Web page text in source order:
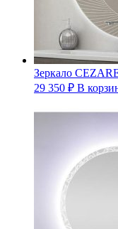
Зеркало
29 350 ₽ В